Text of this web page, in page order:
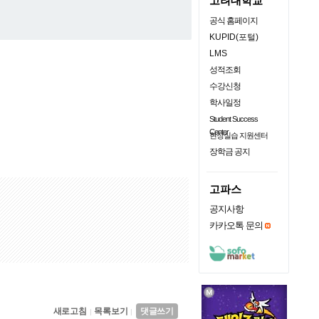
새로고침 | 목록보기 | 댓글쓰기
공식 홈페이지
KUPID(포털)
LMS
성적조회
수강신청
학사일정
Student Success
Center
현장실습 지원센터
장학금 공지
고파스
공지사항
카카오톡 문의